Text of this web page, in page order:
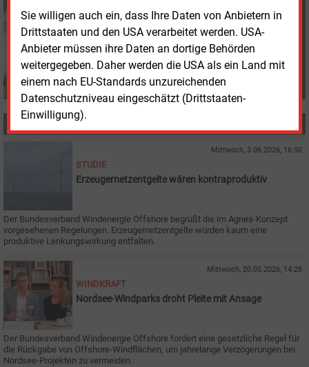
Sie willigen auch ein, dass Ihre Daten von Anbietern in
Drittstaaten und den USA verarbeitet werden. USA-
Anbieter müssen ihre Daten an dortige Behörden
weitergegeben. Daher werden die USA als ein Land mit
einem nach EU-Standards unzureichenden
Datenschutzniveau eingeschätzt (Drittstaaten-
Einwilligung).
+49 (0) 151 28207503
und-management.de
Mittwoch, 3.06.2026, 16:50
STUDIE
Erzeugernetzentgelte wären kontraproduktiv
Der Bundesverband Windenergie Offshore begrüßt die im Agnes-Konzept
vorgesehenen Regelungen. Erzeugernetzentgelte würden kaum eine
produktive Lenkungswirkung entfalten.
Mittwoch, 20.05.2026, 14:26
WINDKRAFT
Nordsee-Windparks droht Pleite mit Ansage
Der Bundesverband Windenergie Offshore fordert eine gesetzliche Regel für
die Rückgabe von Offshore-Windflächen, um jahrelange Verzögerungen bei
Nordsee-Projekten zu vermeiden.